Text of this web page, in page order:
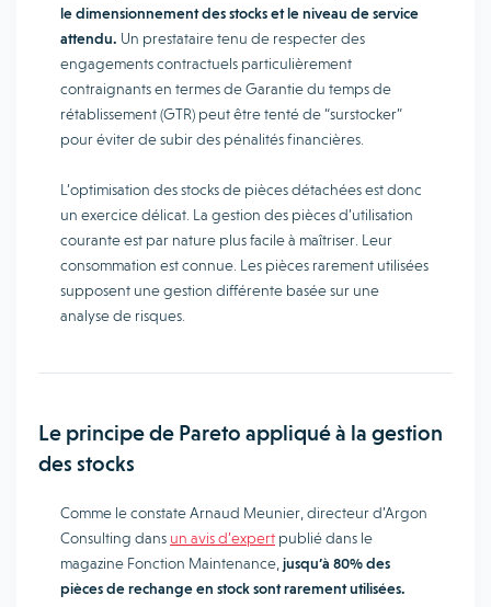
le dimensionnement des stocks et le niveau de service
attendu. Un prestataire tenu de respecter des
engagements contractuels particulièrement
contraignants en termes de Garantie du temps de
rétablissement (GTR) peut être tenté de “surstocker”
pour éviter de subir des pénalités financières.
L’optimisation des stocks de pièces détachées est donc
un exercice délicat. La gestion des pièces d’utilisation
courante est par nature plus facile à maîtriser. Leur
consommation est connue. Les pièces rarement utilisées
supposent une gestion différente basée sur une
analyse de risques.
Le principe de Pareto appliqué à la gestion
des stocks
Comme le constate Arnaud Meunier, directeur d’Argon
Consulting dans un avis d’expert publié dans le
magazine Fonction Maintenance, jusqu’à 80% des
pièces de rechange en stock sont rarement utilisées.